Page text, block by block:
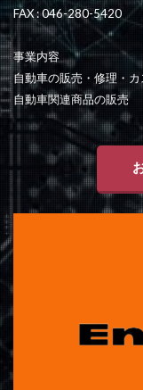
FAX : 046-280-5420
事業内容
自動車の販売・修理・カ
自動車関連商品の販売